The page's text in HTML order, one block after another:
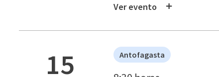
Ver evento
15 Antofagasta